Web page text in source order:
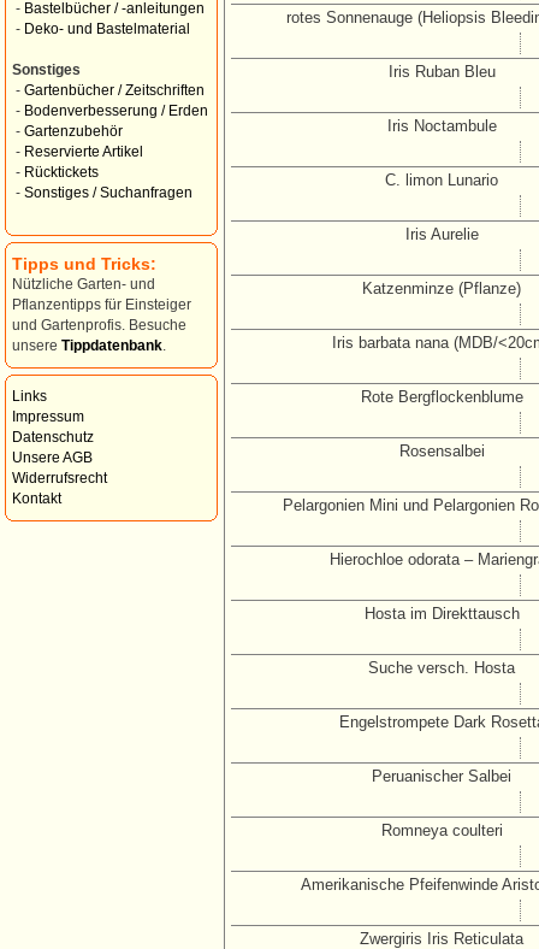
- Bastelbücher / -anleitungen
- Deko- und Bastelmaterial
Sonstiges
- Gartenbücher / Zeitschriften
- Bodenverbesserung / Erden
- Gartenzubehör
- Reservierte Artikel
- Rücktickets
- Sonstiges / Suchanfragen
Tipps und Tricks:
Nützliche Garten- und
Pflanzentipps für Einsteiger
und Gartenprofis. Besuche
unsere Tippdatenbank
Links
Impressum
Datenschutz
Unsere AGB
Widerrufsrecht
Kontakt
rotes Sonnenauge (Heliopsis
Iris Ruban Bleu
Iris Noctambule
C. limon Lunario
Iris Aurelie
Katzenminze (Pflanze)
Iris barbata nana (MDB/
Rote Bergflockenblume
Rosensalbei
Pelargonien Mini und Pelargonien
Hierochloe odorata –
Hosta im Direkttausch
Suche versch. Hosta
Engelstrompete Dark
Peruanischer Salbei
Romneya coulteri
Amerikanische Pfeifenwinde
Zwergiris Iris Reticulata